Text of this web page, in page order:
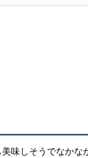
味しそうでなかな